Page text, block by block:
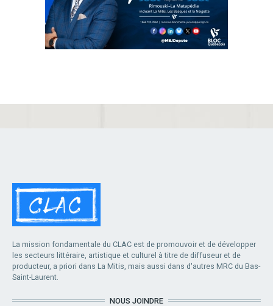
La mission fondamentale du CLAC est de promouvoir et de développer
les secteurs littéraire, artistique et culturel à titre de diffuseur et de
producteur, a priori dans La Mitis, mais aussi dans d'autres MRC du Bas-
Saint-Laurent.
NOUS JOINDRE